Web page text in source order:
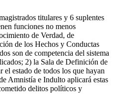
titulares y 6 suplentes
funciones no menos
de Verdad, de
de los Hechos y Conductas
son de competencia del sistema
2) la Sala de Definición de
estado de todos los que hayan
Amnistía e Indulto aplicará estas
delitos políticos y